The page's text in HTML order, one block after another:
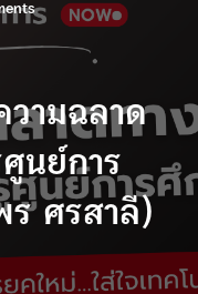
วามฉลาด
นย์การ
ศรสาลี)